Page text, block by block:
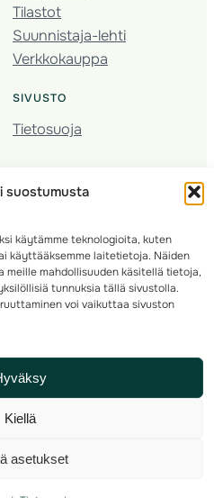
suostumusta
käytämme teknologioita, kuten
käyttääksemme laitetietoja. Näiden
meille mahdollisuuden käsitellä tietoja,
tunnuksia tällä sivustolla.
voi vaikuttaa sivuston
Kiellä
asetukset
Tilastot
Suunnistaja-lehti
Verkkokauppa
SIVUSTO
Tietosuoja
10, 00380 Helsinki, Finland
asiat: rastilippu(a)suunnistusliitto.fi
:::Rastilipun ohjeet